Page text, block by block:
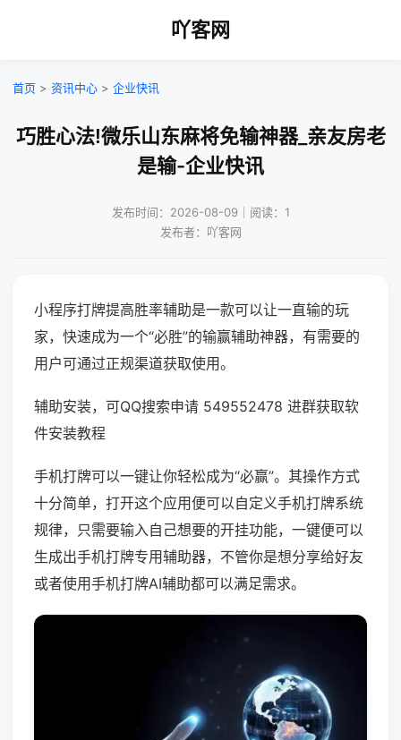
吖客网
首页 > 资讯中心 > 企业快讯
巧胜心法!微乐山东麻将免输神器_亲友房老
是输-企业快讯
发布时间：2026-08-09｜阅读：1
发布者：吖客网
小程序打牌提高胜率辅助是一款可以让一直输的玩
家，快速成为一个“必胜”的输赢辅助神器，有需要的
用户可通过正规渠道获取使用。
辅助安装，可QQ搜索申请 549552478 进群获取软
件安装教程
手机打牌可以一键让你轻松成为“必赢”。其操作方式
十分简单，打开这个应用便可以自定义手机打牌系统
规律，只需要输入自己想要的开挂功能，一键便可以
生成出手机打牌专用辅助器，不管你是想分享给好友
或者使用手机打牌AI辅助都可以满足需求。